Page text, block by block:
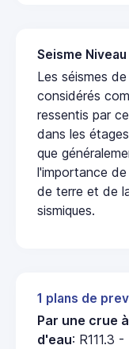
Seisme Niveau
Les séismes
considérés
ressentis par
dans les
que
l'importance
de terre et de
sismiques.
1 plans de
Par une crue
d'eau: R111.3